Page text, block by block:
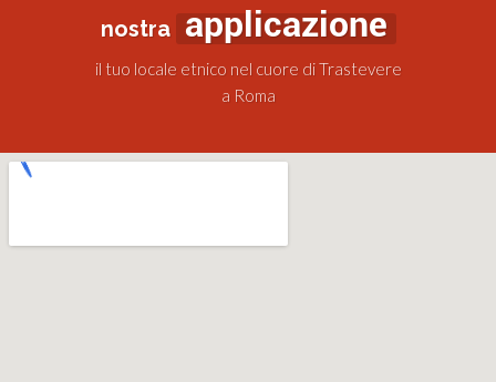
nostra applicazione
il tuo locale etnico nel cuore di Trastevere
a Roma